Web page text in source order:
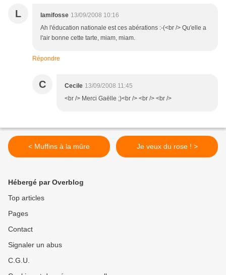
L lamifosse 13/09/2008 10:16
Ah l'éducation nationale est ces abérations :-(<br /> Qu'elle a
l'air bonne cette tarte, miam, miam.
Répondre
C Cecile 13/09/2008 11:45
<br /> Merci Gaëlle ;)<br /> <br /> <br />
< Muffins à la mûre Je veux du rose ! >
Hébergé par Overblog
Top articles
Pages
Contact
Signaler un abus
C.G.U.